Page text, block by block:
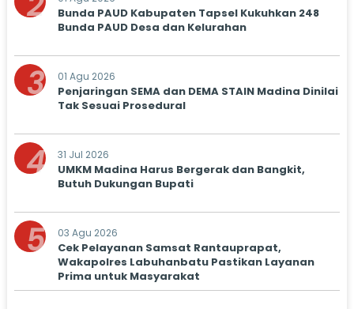
Bunda PAUD Kabupaten Tapsel Kukuhkan 248
Bunda PAUD Desa dan Kelurahan
3 01 Agu 2026
Penjaringan SEMA dan DEMA STAIN Madina Dinilai
Tak Sesuai Prosedural
4 31 Jul 2026
UMKM Madina Harus Bergerak dan Bangkit,
Butuh Dukungan Bupati
5 03 Agu 2026
Cek Pelayanan Samsat Rantauprapat,
Wakapolres Labuhanbatu Pastikan Layanan
Prima untuk Masyarakat